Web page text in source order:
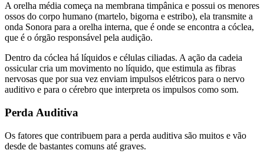
A orelha média começa na membrana timpânica e possui os menores
ossos do corpo humano (martelo, bigorna e estribo), ela transmite a
onda Sonora para a orelha interna, que é onde se encontra a cóclea,
que é o órgão responsável pela audição.
Dentro da cóclea há líquidos e células ciliadas. A ação da cadeia
ossicular cria um movimento no líquido, que estimula as fibras
nervosas que por sua vez enviam impulsos elétricos para o nervo
auditivo e para o cérebro que interpreta os impulsos como som.
Perda Auditiva
Os fatores que contribuem para a perda auditiva são muitos e vão
desde de bastantes comuns até graves.